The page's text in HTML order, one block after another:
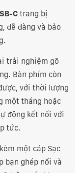
C trang bị
dễ dàng và bảo
trải nghiệm gõ
Bàn phím còn
với thời lượng
một tháng hoặc
động kết nối với
tức.
một cáp Sạc
bạn ghép nối và